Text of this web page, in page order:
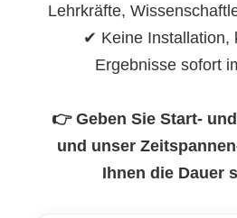
Lehrkräfte,
✔ Keine Installation,
Ergebnisse sofort
👉 Geben Sie Start-
und unser
Ihnen die Dauer